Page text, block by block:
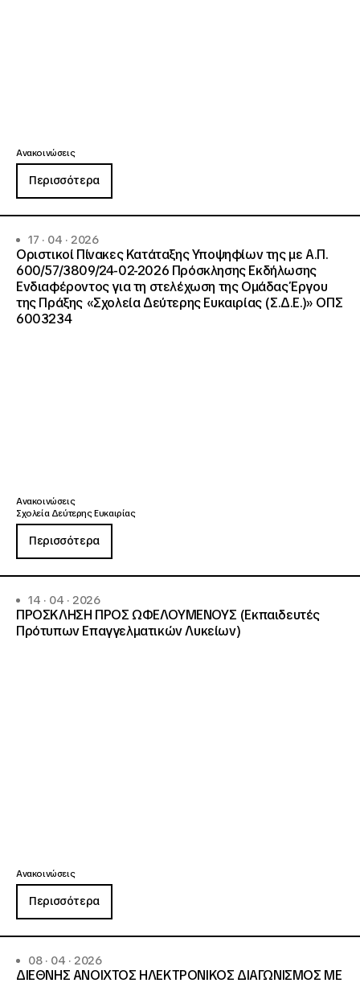
Ανακοινώσεις
Περισσότερα
17 · 04 · 2026
Οριστικοί Πίνακες Κατάταξης Υποψηφίων της με Α.Π.
600/57/3809/24-02-2026 Πρόσκλησης Εκδήλωσης
Ενδιαφέροντος για τη στελέχωση της Ομάδας Έργου
της Πράξης «Σχολεία Δεύτερης Ευκαιρίας (Σ.Δ.Ε.)» ΟΠΣ
6003234
Ανακοινώσεις
Σχολεία Δεύτερης Ευκαιρίας
Περισσότερα
14 · 04 · 2026
ΠΡΟΣΚΛΗΣΗ ΠΡΟΣ ΩΦΕΛΟΥΜΕΝΟΥΣ (Εκπαιδευτές
Πρότυπων Επαγγελματικών Λυκείων)
Ανακοινώσεις
Περισσότερα
08 · 04 · 2026
ΔΙΕΘΝΗΣ ΑΝΟΙΧΤΟΣ ΗΛΕΚΤΡΟΝΙΚΟΣ ΔΙΑΓΩΝΙΣΜΟΣ ΜΕ